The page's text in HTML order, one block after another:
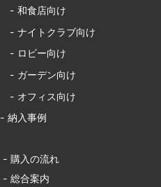
- 和食店向け
- ナイトクラブ向け
- ロビー向け
- ガーデン向け
- オフィス向け
- 納入事例
- 購入の流れ
- 総合案内